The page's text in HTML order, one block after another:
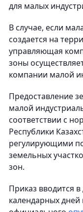
для малых
В случае, если
создается на
управляющая
зоны
компании малой
Предоставление
малой
соответствии с
Республики
регулирующими
земельных
зон.
Приказ вводится
календарных дней